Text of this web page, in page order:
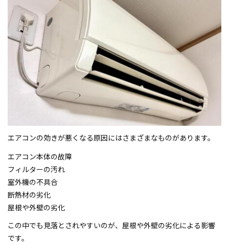
アフターサービス・品質管理
ショールームのご紹介
カラーシミュレーション
よくあるご質問
会社概要
プライバシーポリシー
お問い合わせ・ご来店予約・見積依頼
施工事例
エアコンの効きが悪くなる原因にはさまざまなものがあります。
エアコン本体の故障
フィルターの汚れ
室外機の不具合
断熱材の劣化
屋根や外壁の劣化
この中でも見落とされやすいのが、屋根や外壁の劣化による影響
です。